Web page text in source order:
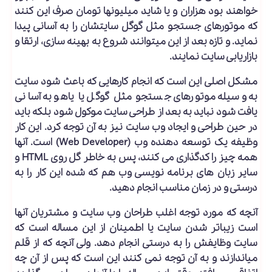
خواهند بود هزاران و یا شاید میلیونها تومان صرف این کنند
که موتورهای جستجو مثل گوگل سایتشان را به آسانی پیدا
نماید. و تازه بعد از این می­توانند شروع به بهینه­ سازی، ارتقا و
بازاریابی سایت نمایند.
مشکل اصلی این است که انجام کارهایی که باعث شود سایت
به وسیله موتورهای جستجو مثل گوگل یا یاهو به آسانی
یافت شود نباید به بعد از طراحی سایت موکول شود بلکه باید
در حین طراحی و ایجاد وب سایت نیز به آن توجه کرد. این کار
وظیفه یک توسعه­ دهنده وب (Web Developer) است. آنها
همه چیز را کدگذاری می­ کنند، پس به خاطر گل روی HTML و
سایر زبان های برنامه ­نویسی وب هم که شده این کار را به
درستی و در زمان مناسب انجام دهید.
آنچه که مورد توجه اغلب طراحان وب سایت و مشتریان آنها
است زیباتر شدن سایت یا اطمینان از این مساله است که
سایت وظایفش را به درستی انجام دهد. ولی آنچه که از قلم
می­اندازند و به آن توجه نمی کنند این است که پس از آن چه